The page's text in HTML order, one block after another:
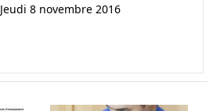
Jeudi 8 novembre 2016